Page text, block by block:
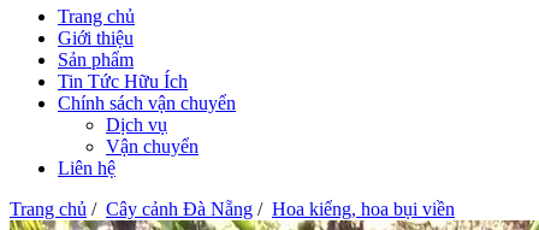
Trang chủ
Giới thiệu
Sản phẩm
Tin Tức Hữu Ích
Chính sách vận chuyển
Dịch vụ
Vận chuyển
Liên hệ
Trang chủ / Cây cảnh Đà Nẵng / Hoa kiểng, hoa bụi viền